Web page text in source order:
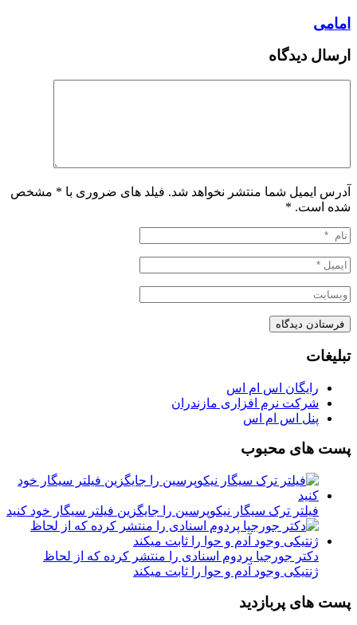
امامی
ارسال دیدگاه
آدرس ایمیل شما منتشر نخواهد شد. فیلد های ضروری با * مشخص
شده است. *
تبلیغات
رایگان اس ام اس
شرکت نرم افزاری مازندران
پنل اس ام اس
پست های محبوب
فیلتر ترک سیگار نیکوپرسین را جایگزین فیلتر سیگار خود کنید
دکتر جورجیا پردوم اسنادی را منتشر کرده که از لحاظ
ژنتیکی وجود آدم و حوا را ثابت میکند
پست های پربازدید